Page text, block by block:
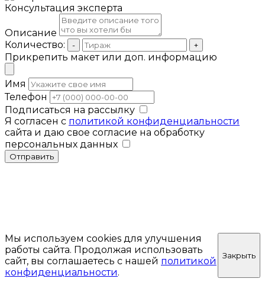
Консультация эксперта
Описание
Количество:
- +
Прикрепить макет или доп. информацию
Имя
Телефон
Подписаться на рассылку
Я согласен с политикой конфиденциальности
сайта и даю свое согласие на обработку
персональных данных
Отправить
Мы используем cookies для улучшения
работы сайта. Продолжая использовать
сайт, вы соглашаетесь с нашей политикой
конфиденциальности.
Закрыть